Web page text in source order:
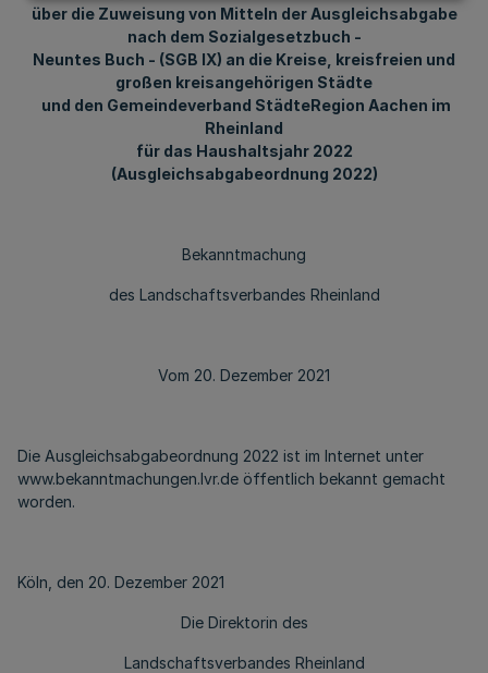
über die Zuweisung von Mitteln der Ausgleichsabgabe
nach dem Sozialgesetzbuch -
Neuntes Buch - (SGB IX) an die Kreise, kreisfreien und
großen kreisangehörigen Städte
und den Gemeindeverband StädteRegion Aachen im
Rheinland
für das Haushaltsjahr 2022
(Ausgleichsabgabeordnung 2022)
Bekanntmachung
des Landschaftsverbandes Rheinland
Vom 20. Dezember 2021
Die Ausgleichsabgabeordnung 2022 ist im Internet unter
www.bekanntmachungen.lvr.de öffentlich bekannt gemacht
worden.
Köln, den 20. Dezember 2021
Die Direktorin des
Landschaftsverbandes Rheinland